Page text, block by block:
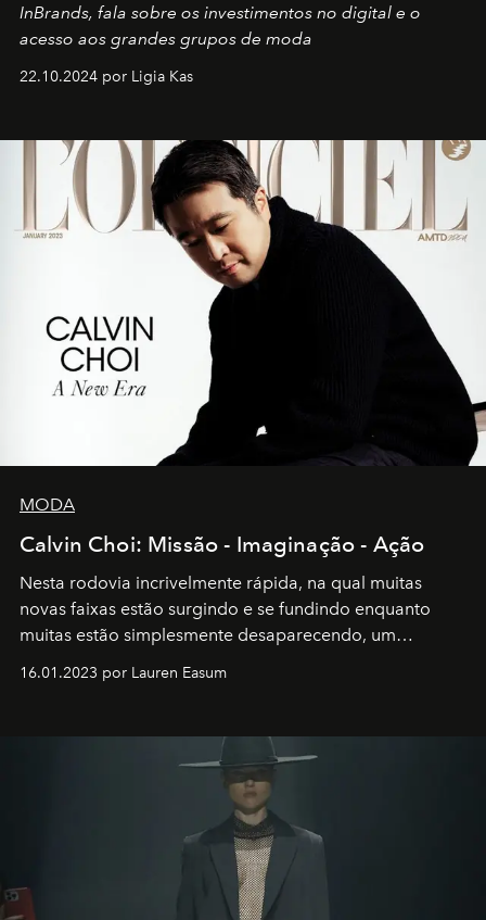
InBrands, fala sobre os investimentos no digital e o
acesso aos grandes grupos de moda
22.10.2024 por Ligia Kas
MODA
Calvin Choi: Missão - Imaginação - Ação
Nesta rodovia incrivelmente rápida, na qual muitas
novas faixas estão surgindo e se fundindo enquanto
muitas estão simplesmente desaparecendo, um
transportador AMTD abrindo caminho para muitos
por propósitos, com um claro senso de missão na vida e
16.01.2023 por Lauren Easum